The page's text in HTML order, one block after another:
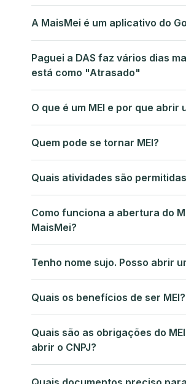
A MaisMei é um aplicativo do
Paguei a DAS faz vários dias
está como "Atrasado"
O que é um MEI e por que abrir
Quem pode se tornar MEI?
Quais atividades são
Como funciona a abertura do
MaisMei?
Tenho nome sujo. Posso abrir
Quais os benefícios de ser MEI?
Quais são as obrigações do
abrir o CNPJ?